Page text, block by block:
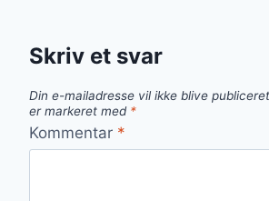
Skriv et svar
Din e-mailadresse vil ikke blive
er markeret med *
Kommentar *